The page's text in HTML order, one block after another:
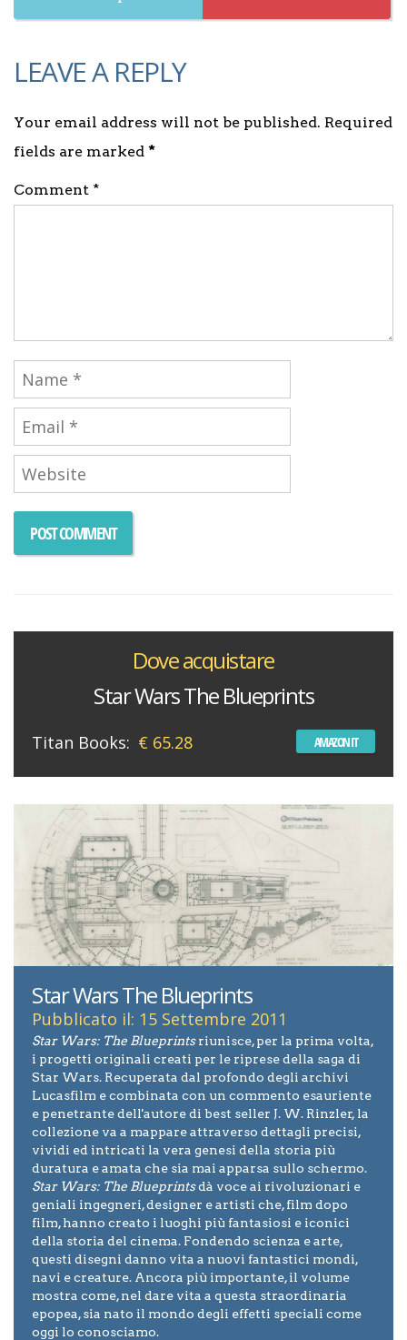
LEAVE A REPLY
Your email address will not be published. Required
fields are marked *
Comment *
Dove acquistare
Star Wars The Blueprints
Titan Books: € 65.28 AMAZON IT
Star Wars The Blueprints
Pubblicato il: 15 Settembre 2011
Star Wars: The Blueprintsriunisce, per la prima volta,
i progetti originali creati per le riprese della saga di
Star Wars. Recuperata dal profondo degli archivi
Lucasfilm e combinata con un commento esauriente
e penetrante dell'autore di best seller J. W. Rinzler, la
collezione va a mappare attraverso dettagli precisi,
vividi ed intricati la vera genesi della storia più
duratura e amata che sia mai apparsa sullo schermo.
Star Wars: The Blueprintsdà voce ai rivoluzionari e
geniali ingegneri, designer e artisti che, film dopo
film, hanno creato i luoghi più fantasiosi e iconici
della storia del cinema. Fondendo scienza e arte,
questi disegni danno vita a nuovi fantastici mondi,
navi e creature. Ancora più importante, il volume
mostra come, nel dare vita a questa straordinaria
epopea, sia nato il mondo degli effetti speciali come
oggi lo conosciamo.